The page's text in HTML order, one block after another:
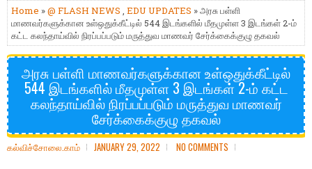
Home »@ FLASH NEWS , EDU UPDATES » அரசு பள்ளி
மாணவர்களுக்கான உள்ஒதுக்கீட்டில் 544 இடங்களில் மீதமுள்ள 3 இடங்கள் 2-ம்
கட்ட கலந்தாய்வில் நிரப்பப்படும் மருத்துவ மாணவர் சேர்க்கைக்குழு தகவல்
அரசு பள்ளி மாணவர்களுக்கான உள்ஒதுக்கீட்டில்
544 இடங்களில் மீதமுள்ள 3 இடங்கள் 2-ம் கட்ட
கலந்தாய்வில் நிரப்பப்படும் மருத்துவ மாணவர்
சேர்க்கைக்குழு தகவல்
கல்விச்சோலை.காம் JANUARY 29, 2022 NO COMMENTS